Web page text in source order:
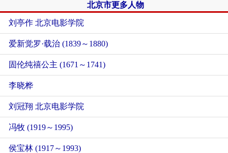
北京市更多人物
刘亭作 北京电影学院
爱新觉罗·载治 (1839～1880)
固伦纯禧公主 (1671～1741)
李晓桦
刘冠翔 北京电影学院
冯牧 (1919～1995)
侯宝林 (1917～1993)